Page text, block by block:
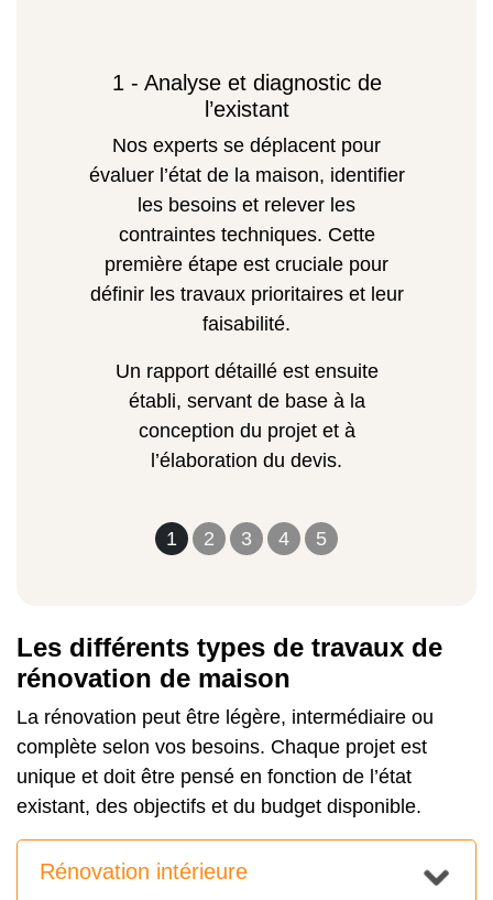
1 2 3 4 5
1 - Analyse et diagnostic de
l’existant
Nos experts se déplacent pour
évaluer l’état de la maison, identifier
les besoins et relever les
contraintes techniques. Cette
première étape est cruciale pour
définir les travaux prioritaires et leur
faisabilité.
Un rapport détaillé est ensuite
établi, servant de base à la
conception du projet et à
l’élaboration du devis.
Les différents types de travaux de
rénovation de maison
La rénovation peut être légère, intermédiaire ou
complète selon vos besoins. Chaque projet est
unique et doit être pensé en fonction de l’état
existant, des objectifs et du budget disponible.
Rénovation intérieure